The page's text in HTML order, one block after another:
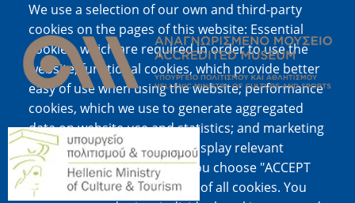
We use a selection of our own and third-party
cookies on the pages of this website: Essential
cookies, which are required in order to use the
website; functional cookies, which provide better
easy of use when using the website; performance
cookies, which we use to generate aggregated
data on website use and statistics; and marketing
cookies, which are used to display relevant
content and advertising. If you choose "ACCEPT
ALL", you consent to the use of all cookies. You
Image
Image